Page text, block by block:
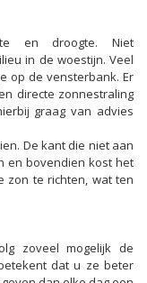
en droogte. Niet
in de woestijn. Veel
op de vensterbank. Er
directe zonnestraling
graag van advies
De kant die niet aan
en bovendien kost het
zon te richten, wat ten
zoveel mogelijk de
dat u ze beter